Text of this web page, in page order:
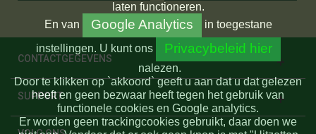
CONTACTGEGEVENS
SUPPORT
laten functioneren.
En van Google Analytics
in toegestane
instellingen. U kunt ons Privacybeleid hier
nalezen.
Door te klikken op `akkoord` geeft u aan dat u dat gelezen
heeft en geen bezwaar heeft tegen het gebruik van
functionele cookies en Google analytics.
Er worden geen trackingcookies gebruikt, daar doen we